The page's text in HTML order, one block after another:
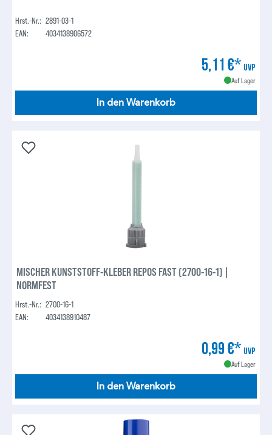
Hrst.-Nr.: 2891-03-1
EAN:
4034138906572
5,11 €* UVP
Auf Lager
In den Warenkorb
MISCHER KUNSTSTOFF-KLEBER REPOS FAST (2700-16-1) |
NORMFEST
Hrst.-Nr.: 2700-16-1
EAN:
4034138910487
0,99 €* UVP
Auf Lager
In den Warenkorb